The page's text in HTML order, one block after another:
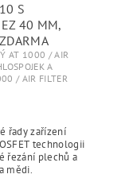
S
40 MM,
AT 1000 / AIR
A
/ AIR FILTER
řady zařízení
technologii
řezání plechů a
mědi.